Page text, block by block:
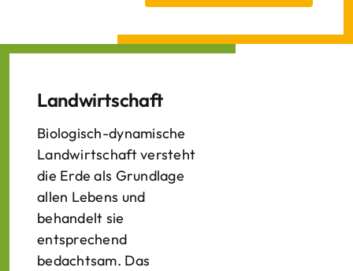
Landwirtschaft
Biologisch-dynamische
Landwirtschaft versteht
die Erde als Grundlage
allen Lebens und
behandelt sie
entsprechend
bedachtsam. Das